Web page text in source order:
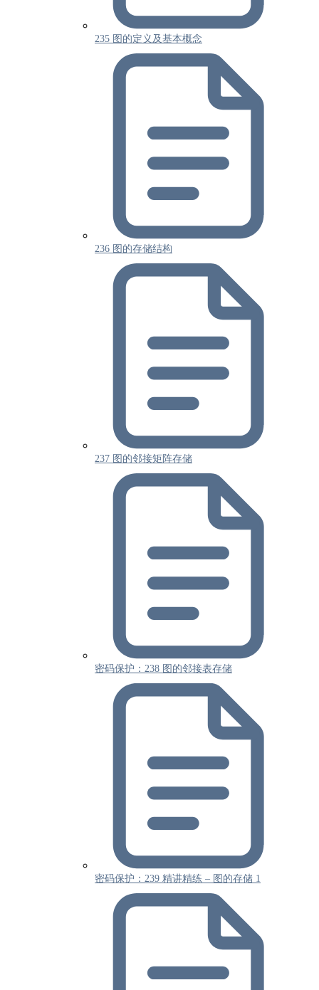
235 图的定义及基本概念
236 图的存储结构
237 图的邻接矩阵存储
密码保护：238 图的邻接表存储
密码保护：239 精讲精练 – 图的存储 1